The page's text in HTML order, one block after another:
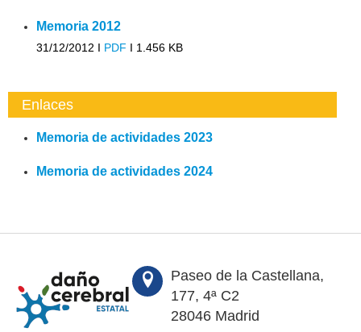
Memoria 2012
31/12/2012 I PDF I 1.456 KB
Enlaces
Memoria de actividades 2023
Memoria de actividades 2024
Paseo de la Castellana,
177, 4ª C2
28046 Madrid